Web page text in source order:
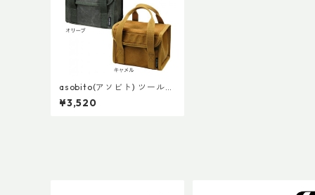
asobito(アソビト) ツールボ
ックス XS
¥3,520